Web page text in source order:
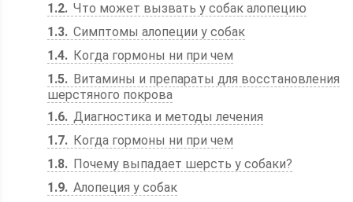
1.2 Что может вызвать у собак алопецию
1.3 Симптомы алопеции у собак
1.4
Когда гормоны ни при чем
1.5
Витамины и препараты для восстановления
шерстяного покрова
1.6 Диагностика и методы лечения
1.7
Когда гормоны ни при чем
1.8
Почему выпадает шерсть у собаки?
1.9 Алопеция у собак